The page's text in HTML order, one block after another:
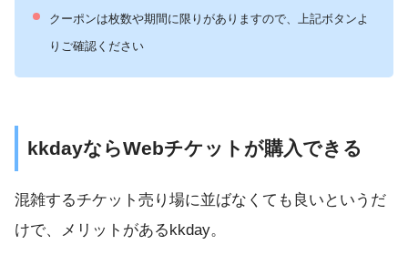
クーポンは枚数や期間に限りがありますので、上記ボタンよ
りご確認ください
kkdayならWebチケットが購入できる
混雑するチケット売り場に並ばなくても良いというだ
けで、メリットがあるkkday。